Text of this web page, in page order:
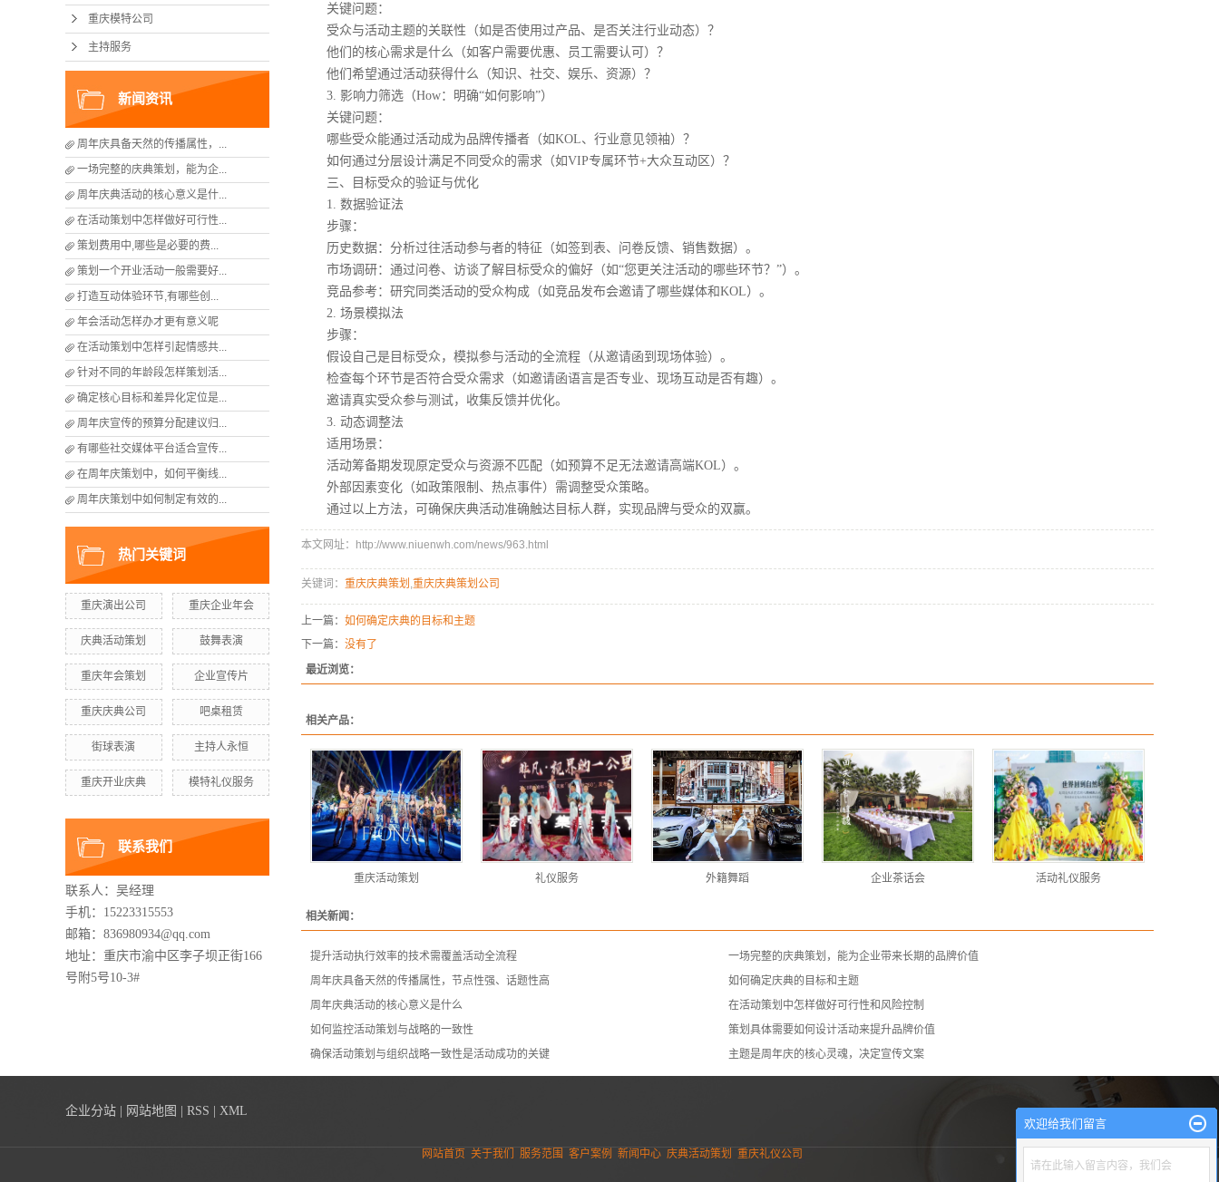
重庆模特公司
主持服务
新闻资讯
周年庆具备天然的传播属性，...
一场完整的庆典策划，能为企...
周年庆典活动的核心意义是什...
在活动策划中怎样做好可行性...
策划费用中,哪些是必要的费...
策划一个开业活动一般需要好...
打造互动体验环节,有哪些创...
年会活动怎样办才更有意义呢
在活动策划中怎样引起情感共...
针对不同的年龄段怎样策划活...
确定核心目标和差异化定位是...
周年庆宣传的预算分配建议归...
有哪些社交媒体平台适合宣传...
在周年庆策划中，如何平衡线...
周年庆策划中如何制定有效的...
热门关键词
重庆演出公司 重庆企业年会
庆典活动策划 鼓舞表演
重庆年会策划 企业宣传片
重庆庆典公司 吧桌租赁
街球表演 主持人永恒
重庆开业庆典 模特礼仪服务
联系我们
联系人：吴经理
手机：15223315553
邮箱：836980934@qq.com
地址：重庆市渝中区李子坝正街166
号附5号10-3#
关键问题：
受众与活动主题的关联性（如是否使用过产品、是否关注行业动态）？
他们的核心需求是什么（如客户需要优惠、员工需要认可）？
他们希望通过活动获得什么（知识、社交、娱乐、资源）？
3. 影响力筛选（How：明确“如何影响”）
关键问题：
哪些受众能通过活动成为品牌传播者（如KOL、行业意见领袖）？
如何通过分层设计满足不同受众的需求（如VIP专属环节+大众互动区）？
三、目标受众的验证与优化
1. 数据验证法
步骤：
历史数据：分析过往活动参与者的特征（如签到表、问卷反馈、销售数据）。
市场调研：通过问卷、访谈了解目标受众的偏好（如“您更关注活动的哪些环节？”）。
竞品参考：研究同类活动的受众构成（如竞品发布会邀请了哪些媒体和KOL）。
2. 场景模拟法
步骤：
假设自己是目标受众，模拟参与活动的全流程（从邀请函到现场体验）。
检查每个环节是否符合受众需求（如邀请函语言是否专业、现场互动是否有趣）。
邀请真实受众参与测试，收集反馈并优化。
3. 动态调整法
适用场景：
活动筹备期发现原定受众与资源不匹配（如预算不足无法邀请高端KOL）。
外部因素变化（如政策限制、热点事件）需调整受众策略。
通过以上方法，可确保庆典活动准确触达目标人群，实现品牌与受众的双赢。
本文网址：http://www.niuenwh.com/news/963.html
关键词： 重庆庆典策划 ,重庆庆典策划公司
上一篇： 如何确定庆典的目标和主题
下一篇： 没有了
最近浏览：
相关产品：
重庆活动策划 礼仪服务 外籍舞蹈 企业茶话会 活动礼仪服务
相关新闻：
提升活动执行效率的技术需覆盖活动全流程
一场完整的庆典策划，能为企业带来长期的品牌价值
周年庆具备天然的传播属性，节点性强、话题性高
如何确定庆典的目标和主题
周年庆典活动的核心意义是什么
在活动策划中怎样做好可行性和风险控制
如何监控活动策划与战略的一致性
策划具体需要如何设计活动来提升品牌价值
确保活动策划与组织战略一致性是活动成功的关键
主题是周年庆的核心灵魂，决定宣传文案
企业分站 网站地图 RSS XML
网站首页 关于我们 服务范围 客户案例 新闻中心 庆典活动策划 重庆礼仪公司
欢迎给我们留言
请在此输入留言内容，我们会